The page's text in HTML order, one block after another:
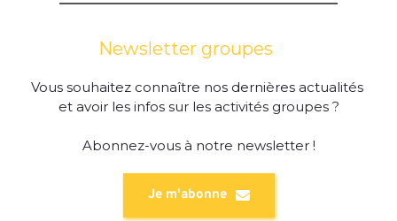
Newsletter groupes
et avoir les infos sur les activités groupes ?
Abonnez-vous à notre newsletter !
Je m'abonne